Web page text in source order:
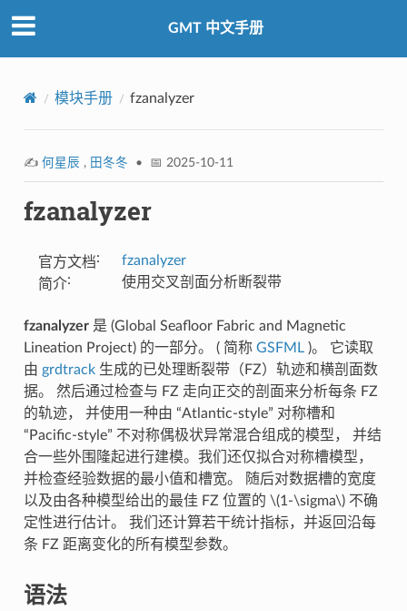
GMT 中文手册
模块手册 fzanalyzer
✍️ 何星辰 , 田冬冬 • 📅 2025-10-11
fzanalyzer
官方文档:
fzanalyzer
简介: 使用交叉剖面分析断裂带
fzanalyzer是 (Global Seafloor Fabric and Magnetic
Lineation Project) 的一部分。 ( 简称 GSFML)。 它读取
由 grdtrack生成的已处理断裂带（FZ）轨迹和横剖面数
据。 然后通过检查与 FZ 走向正交的剖面来分析每条 FZ
的轨迹， 并使用一种由 “Atlantic-style” 对称槽和
“Pacific-style” 不对称偶极状异常混合组成的模型， 并结
合一些外围隆起进行建模。我们还仅拟合对称槽模型，
并检查经验数据的最小值和槽宽。 随后对数据槽的宽度
以及由各种模型给出的最佳 FZ 位置的 \(1-\sigma\)不确
定性进行估计。 我们还计算若干统计指标，并返回沿每
条 FZ 距离变化的所有模型参数。
语法